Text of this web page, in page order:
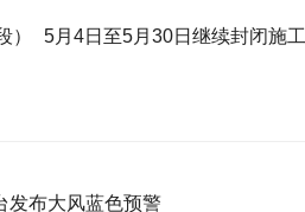
） 5月4日至5月30日继续封闭施工
发布大风蓝色预警